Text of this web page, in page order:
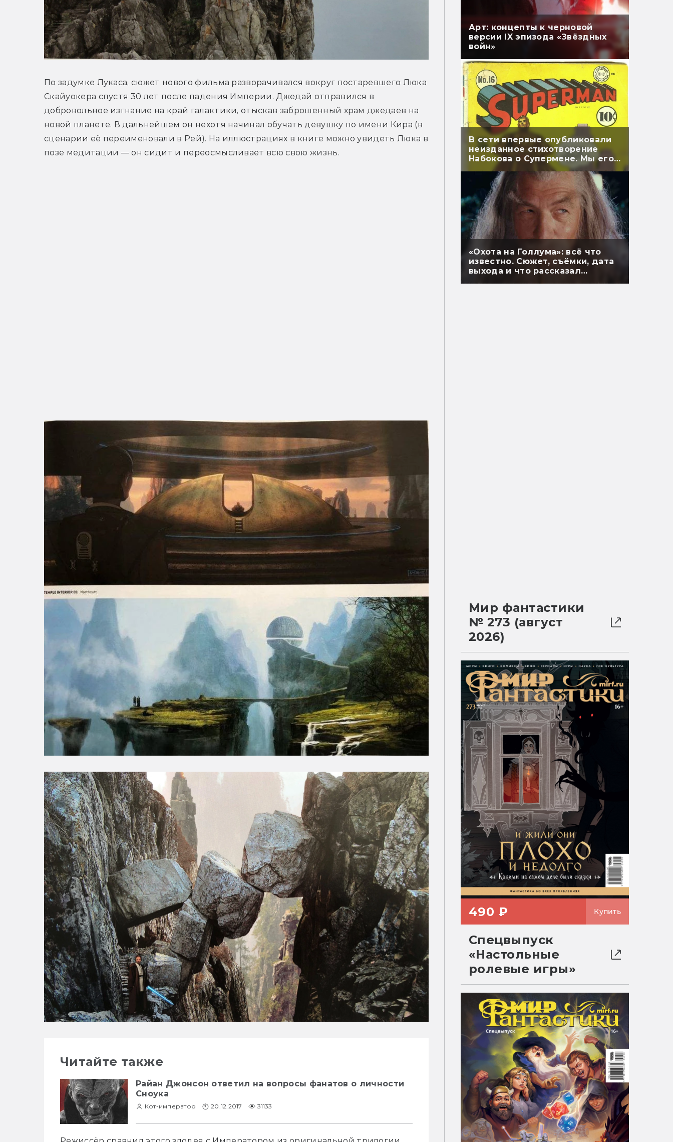
По задумке Лукаса, сюжет нового фильма разворачивался вокруг постаревшего Люка
Скайуокера спустя 30 лет после падения Империи. Джедай отправился в
добровольное изгнание на край галактики, отыскав заброшенный храм джедаев на
новой планете. В дальнейшем он нехотя начинал обучать девушку по имени Кира (в
сценарии её переименовали в Рей). На иллюстрациях в книге можно увидеть Люка в
позе медитации — он сидит и переосмысливает всю свою жизнь.
Читайте также
Райан Джонсон ответил на вопросы фанатов о личности
Сноука
Кот-император 20.12.2017 31133
Арт: концепты к черновой
версии IX эпизода «Звёздных
войн»
В сети впервые опубликовали
неизданное стихотворение
Набокова о Супермене. Мы его
перевели
«Охота на Голлума»: всё что
известно. Сюжет, съёмки, дата
выхода и что рассказал
Мир фантастики
№ 273 (август
2026)
490 ₽ Купить
Спецвыпуск
«Настольные
ролевые игры»